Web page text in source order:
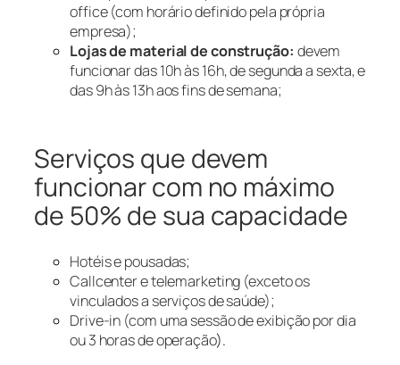
office (com horário definido pela própria
empresa);
Lojas de material de construção: devem
funcionar das 10h às 16h, de segunda a sexta, e
das 9h às 13h aos fins de semana;
Serviços que devem
funcionar com no máximo
de 50% de sua capacidade
Hotéis e pousadas;
Callcenter e telemarketing (exceto os
vinculados a serviços de saúde);
Drive-in (com uma sessão de exibição por dia
ou 3 horas de operação).